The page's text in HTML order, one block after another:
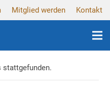
Mitglied werden Kontakt
stattgefunden.